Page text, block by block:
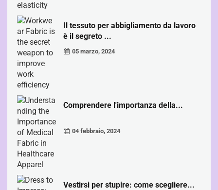
Il tessuto per abbigliamento da lavoro
è il segreto ...
05 marzo, 2024
Comprendere l'importanza della...
04 febbraio, 2024
Vestirsi per stupire: come scegliere...